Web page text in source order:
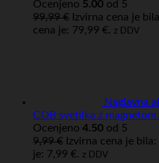
Ocenjeno 5.00 od 5
99,99€ Izvirna cena je
cena je: 79,99 €. z DDV
Naglavna
COB svetilka z magnetom
Ocenjeno 4.50 od 5
9,99€ Izvirna cena je
je: 7,99 €. z DDV